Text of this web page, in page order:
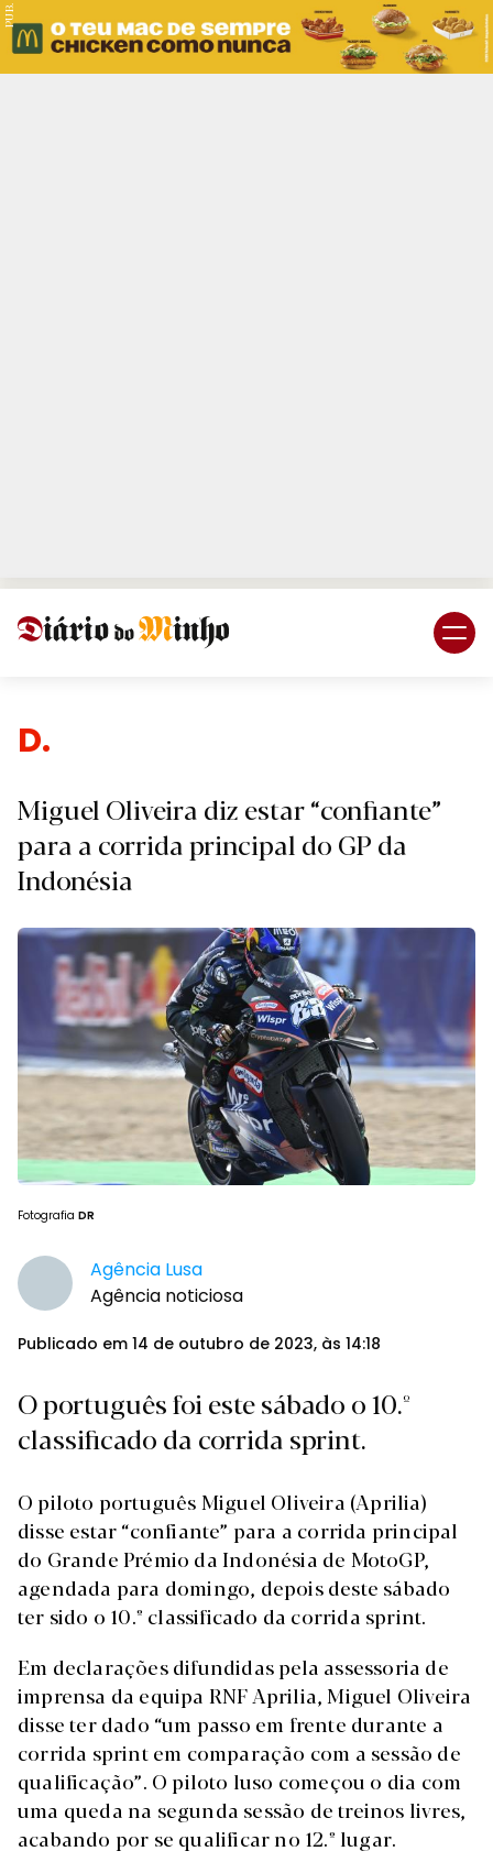
PUB.
Despo
Miguel Oliveira diz estar “confiante”
para a corrida principal do GP da
Indonésia
Fotografia DR
Agência Lusa
Agência noticiosa
Publicado em 14 de outubro de 2023, às 14:18
O português foi este sábado o 10.º
classificado da corrida sprint.
O piloto português Miguel Oliveira (Aprilia)
disse estar “confiante” para a corrida principal
do Grande Prémio da Indonésia de MotoGP,
agendada para domingo, depois deste sábado
ter sido o 10.º classificado da corrida sprint.
Em declarações difundidas pela assessoria de
imprensa da equipa RNF Aprilia, Miguel Oliveira
disse ter dado “um passo em frente durante a
corrida sprint em comparação com a sessão de
qualificação”. O piloto luso começou o dia com
uma queda na segunda sessão de treinos livres,
acabando por se qualificar no 12.º lugar.